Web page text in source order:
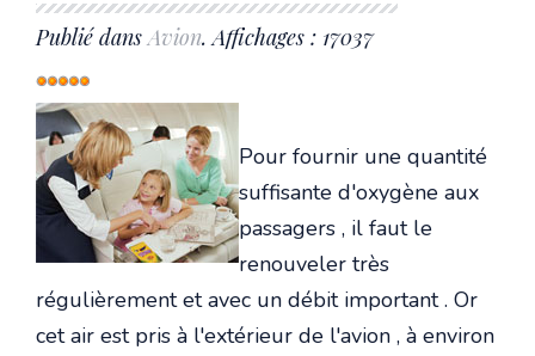
Publié dansAvion. Affichages : 17037
Vote
utilisateur:5 /5
Pour fournir une quantité
suffisante d'oxygène aux
passagers , il faut le
renouveler très
régulièrement et avec un débit important . Or
cet air est pris à l'extérieur de l'avion , à environ